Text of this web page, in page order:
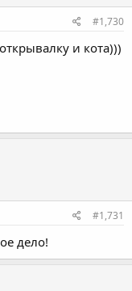
#1,730
и кота)))
#1,731
дело!